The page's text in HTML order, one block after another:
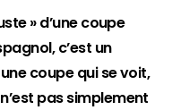
» d’une coupe
c’est un
coupe qui se voit,
pas simplement